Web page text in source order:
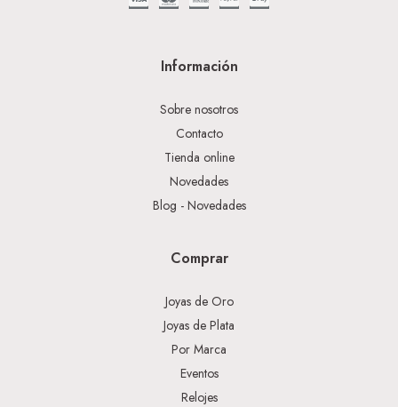
Información
Sobre nosotros
Contacto
Tienda online
Novedades
Blog - Novedades
Comprar
Joyas de Oro
Joyas de Plata
Por Marca
Eventos
Relojes